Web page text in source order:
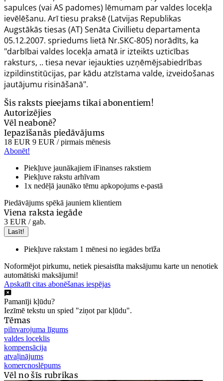
sapulces (vai AS padomes) lēmumam par valdes locekļa
ievēlēšanu. Arī tiesu praksē (Latvijas Republikas
Augstākās tiesas (AT) Senāta Civillietu departamenta
05.12.2007. spriedums lietā Nr.SKC-805) norādīts, ka
"darbībai valdes locekļa amatā ir izteikts uzticības
raksturs, .. tiesa nevar iejaukties uzņēmējsabiedrības
izpildinstitūcijas, par kādu atzīstama valde, izveidošanas
jautājumu risināšanā".
Šis raksts pieejams tikai abonentiem!
Autorizējies
Vēl neabonē?
Iepazīšanās piedāvājums
18 EUR 9 EUR / pirmais mēnesis
Abonēt!
Piekļuve jaunākajiem iFinanses rakstiem
Piekļuve rakstu arhīvam
1x nedēļā jaunāko tēmu apkopojums e-pastā
Piedāvājums spēkā jauniem klientiem
Viena raksta iegāde
3 EUR / gab.
Lasīt!
Piekļuve rakstam 1 mēnesi no iegādes brīža
Noformējot pirkumu, netiek piesaistīta maksājumu karte un nenotiek
automātiski maksājumi!
Apskatīt citas abonēšanas iespējas
Pamanīji kļūdu?
Iezīmē tekstu un spied "ziņot par kļūdu".
Tēmas
pilnvarojuma līgums
valdes loceklis
kompensācija
atvaļinājums
komercnoslēpums
Vēl no šīs rubrikas